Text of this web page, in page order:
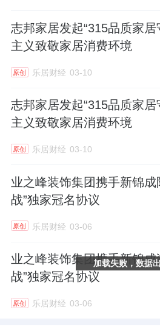
志邦家居发起“315品质家居
主义致敬家居消费环境
原创 乐居财经 03-10
志邦家居发起“315品质家居
主义致敬家居消费环境
原创 乐居财经 03-10
业之峰装饰集团携手新锦成
战”独家冠名协议
原创 乐居财经 03-06
业之峰装饰集团携手新锦成
战”独家冠名协议
原创 乐居财经 03-06
加载失败，数据